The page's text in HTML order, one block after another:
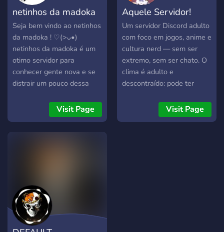
netinhos da madoka
Seja bem vindo ao netinhos
da madoka ! ♡(>ᴗ•)
netinhos da madoka é um
otimo servidor para
conhecer gente nova e se
distrair um pouco dessa
besteira, mandar meme,
jogar alguma coisa ou só
ficar em call sem dizer
outra pessoa, até pq ngm
vai te julgar aqui Se vc
curte fazer amizade de,
jogar, conversar pra passar
Visit Page
Aquele Servidor!
Um servidor Discord adulto
com foco em jogos, anime e
cultura nerd — sem ser
extremo, sem ser chato. O
clima é adulto e
descontraído: pode ter
conversa íntima, mas
sempre com respeito
Visit Page